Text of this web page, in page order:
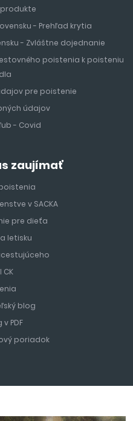
- Prehľad krytia
- Zvláštne dojednanie
poistenia k poisteniu
pre poistenie
údajov
- Covid
zaujímať
v SACKA
pre dieťa
letisku
CK
blog
PDF
poriadok